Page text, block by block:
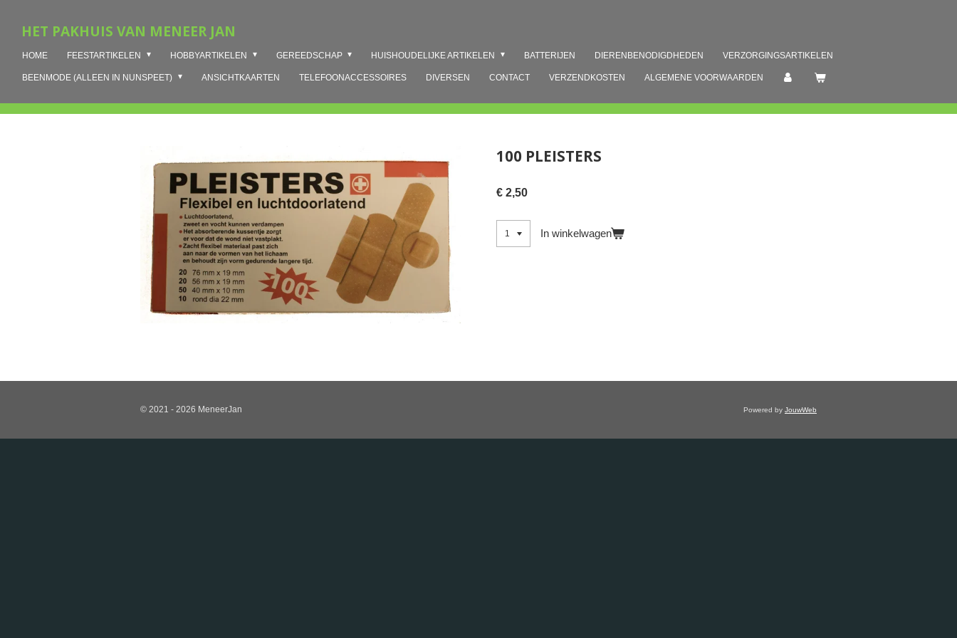
direct
hoofdinhoud
HET PAKHUIS VAN MENEER JAN
HOME FEESTARTIKELEN HOBBYARTIKELEN GEREEDSCHAP HUISHOUDELIJKE ARTIKELEN BATTERIJEN DIERENBENODIGDHEDEN VERZORGINGSARTIKELEN
BEENMODE (ALLEEN IN NUNSPEET) ANSICHTKAARTEN TELEFOONACCESSOIRES DIVERSEN CONTACT VERZENDKOSTEN ALGEMENE VOORWAARDEN
100 PLEISTERS
€ 2,50
In winkelwagen
© 2021 - 2026 MeneerJan Powered by JouwWeb